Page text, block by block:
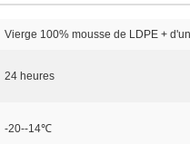
Vierge 100% mousse de LDPE +
24 heures
-20--14℃